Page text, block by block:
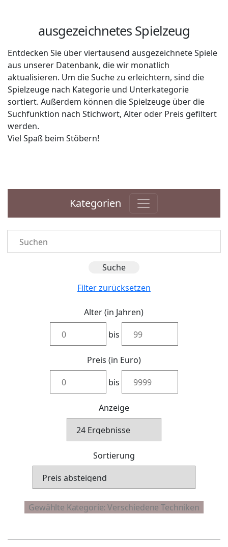
ausgezeichnetes Spielzeug
Entdecken Sie über viertausend ausgezeichnete Spiele
aus unserer Datenbank, die wir monatlich
aktualisieren. Um die Suche zu erleichtern, sind die
Spielzeuge nach Kategorie und Unterkategorie
sortiert. Außerdem können die Spielzeuge über die
Suchfunktion nach Stichwort, Alter oder Preis gefiltert
werden.
Viel Spaß beim Stöbern!
Kategorien
Filter zurücksetzen
Alter (in Jahren)
bis
Preis (in Euro)
bis
Anzeige
Sortierung